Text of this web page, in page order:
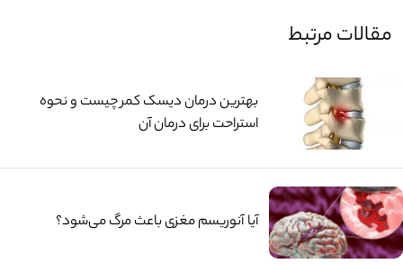
مقالات مرتبط
بهترین درمان دیسک کمر چیست و نحوه
استراحت برای درمان آن
آیا آنوریسم مغزی باعث مرگ می‌شود؟